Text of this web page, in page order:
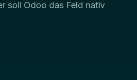
soll Odoo das Feld nativ